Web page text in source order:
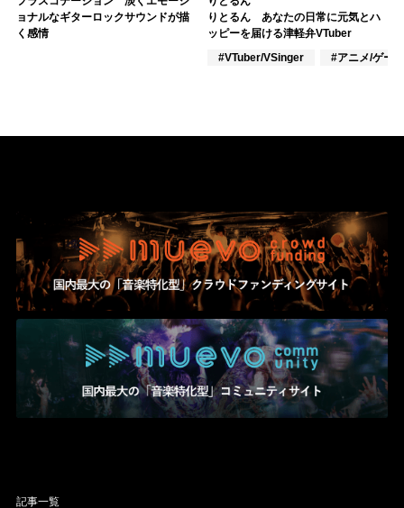
ョナルなギターロックサウンドが描
く感情
りとるん あなたの日常に元気とハ
ッピーを届ける津軽弁VTuber
#VTuber/VSinger
#アニメ/ゲーム
記事一覧